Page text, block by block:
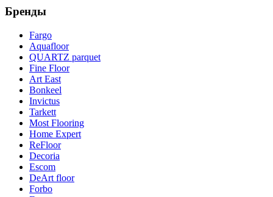
Бренды
Fargo
Aquafloor
QUARTZ parquet
Fine Floor
Art East
Bonkeel
Invictus
Tarkett
Most Flooring
Home Expert
ReFloor
Decoria
Escom
DeArt floor
Forbo